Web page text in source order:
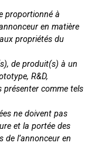
proportionné à
en matière
propriétés du
de produit(s) à un
R&D,
présenter comme tels
ne doivent pas
et la portée des
l’annonceur en